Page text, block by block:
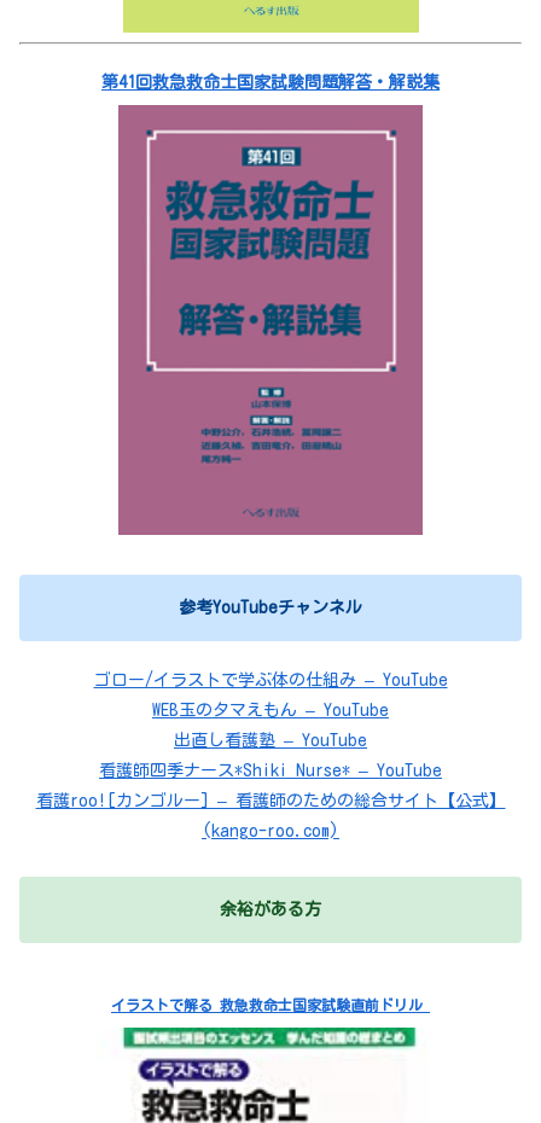
第41回救急救命士国家試験問題解答・解説集
参考YouTubeチャンネル
ゴロー/イラストで学ぶ体の仕組み – YouTube
WEB玉のタマえもん – YouTube
出直し看護塾 – YouTube
看護師四季ナース*Shiki Nurse* – YouTube
看護roo![カンゴルー] – 看護師のための総合サイト【公式】
(kango-roo.com)
余裕がある方
イラストで解る 救急救命士国家試験直前ドリル